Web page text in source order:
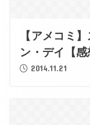
【アメコミ
ン・デイ【感
2014.11.21